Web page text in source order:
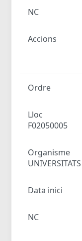
NC
Accions
Ordre
Lloc
F02050005
Organisme
UNIVERSITATS
Data inici
NC